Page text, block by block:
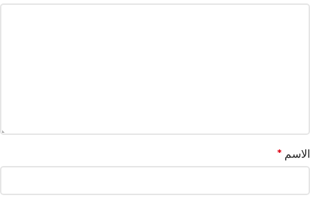
الاسم *